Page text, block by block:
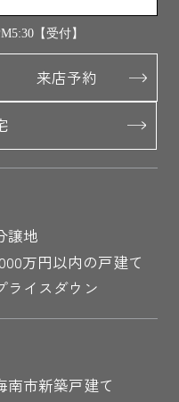
【受付】
来店予約
譲地
万円以内の戸建て
ライスダウン
南市新築戸建て